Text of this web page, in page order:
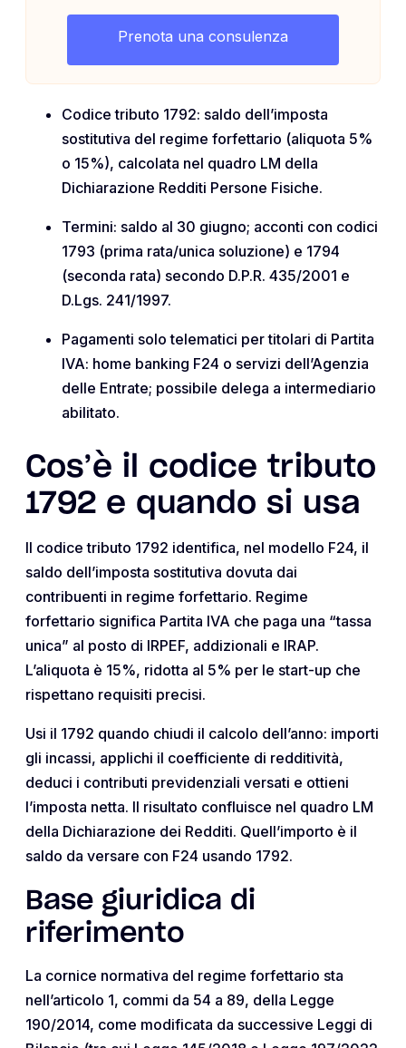
Prenota una consulenza
Codice tributo 1792: saldo dell’imposta
sostitutiva del regime forfettario (aliquota 5%
o 15%), calcolata nel quadro LM della
Dichiarazione Redditi Persone Fisiche.
Termini: saldo al 30 giugno; acconti con codici
1793 (prima rata/unica soluzione) e 1794
(seconda rata) secondo D.P.R. 435/2001 e
D.Lgs. 241/1997.
Pagamenti solo telematici per titolari di Partita
IVA: home banking F24 o servizi dell’Agenzia
delle Entrate; possibile delega a intermediario
abilitato.
Cos’è il codice tributo
1792 e quando si usa
Il codice tributo 1792 identifica, nel modello F24, il
saldo dell’imposta sostitutiva dovuta dai
contribuenti in regime forfettario. Regime
forfettario significa Partita IVA che paga una “tassa
unica” al posto di IRPEF, addizionali e IRAP.
L’aliquota è 15%, ridotta al 5% per le start-up che
rispettano requisiti precisi.
Usi il 1792 quando chiudi il calcolo dell’anno: importi
gli incassi, applichi il coefficiente di redditività,
deduci i contributi previdenziali versati e ottieni
l’imposta netta. Il risultato confluisce nel quadro LM
della Dichiarazione dei Redditi. Quell’importo è il
saldo da versare con F24 usando 1792.
Base giuridica di
riferimento
La cornice normativa del regime forfettario sta
nell’articolo 1, commi da 54 a 89, della Legge
190/2014, come modificata da successive Leggi di